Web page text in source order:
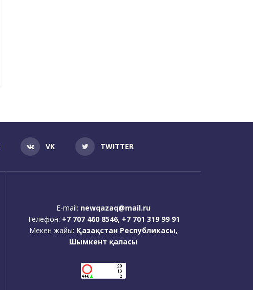
VK TWITTER
E-mail: newqazaq@mail.ru
Телефон: +7 707 460 8546, +7 701 319 99 91
Мекен жайы: Қазақстан Республикасы,
Шымкент қаласы